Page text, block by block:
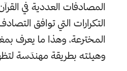
المصادفات العددية في
التكرارات التي توافق
المخترعة، وهذا ما يعرف
وهيئته بطريقة مهندَسة